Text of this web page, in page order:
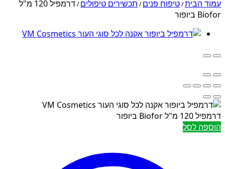
עמוד הבית/טיפוח פנים/ תכשירים טיפולים/
דרמפיל 120 מ"ל
Biofor ביופור
דרמפיל 120 מ"ל Biofor ביופור
הוספה לסל